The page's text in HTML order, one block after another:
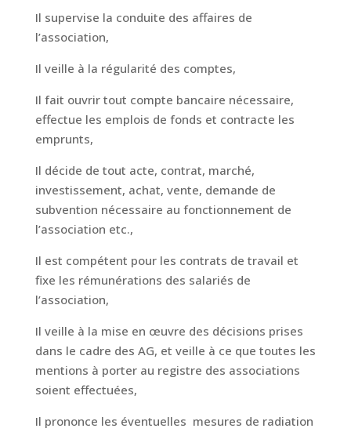
Il supervise la conduite des affaires de
l’association,
Il veille à la régularité des comptes,
Il fait ouvrir tout compte bancaire nécessaire,
effectue les emplois de fonds et contracte les
emprunts,
Il décide de tout acte, contrat, marché,
investissement, achat, vente, demande de
subvention nécessaire au fonctionnement de
l’association etc.,
Il est compétent pour les contrats de travail et
fixe les rémunérations des salariés de
l’association,
Il veille à la mise en œuvre des décisions prises
dans le cadre des AG, et veille à ce que toutes les
mentions à porter au registre des associations
soient effectuées,
Il prononce les éventuelles mesures de radiation